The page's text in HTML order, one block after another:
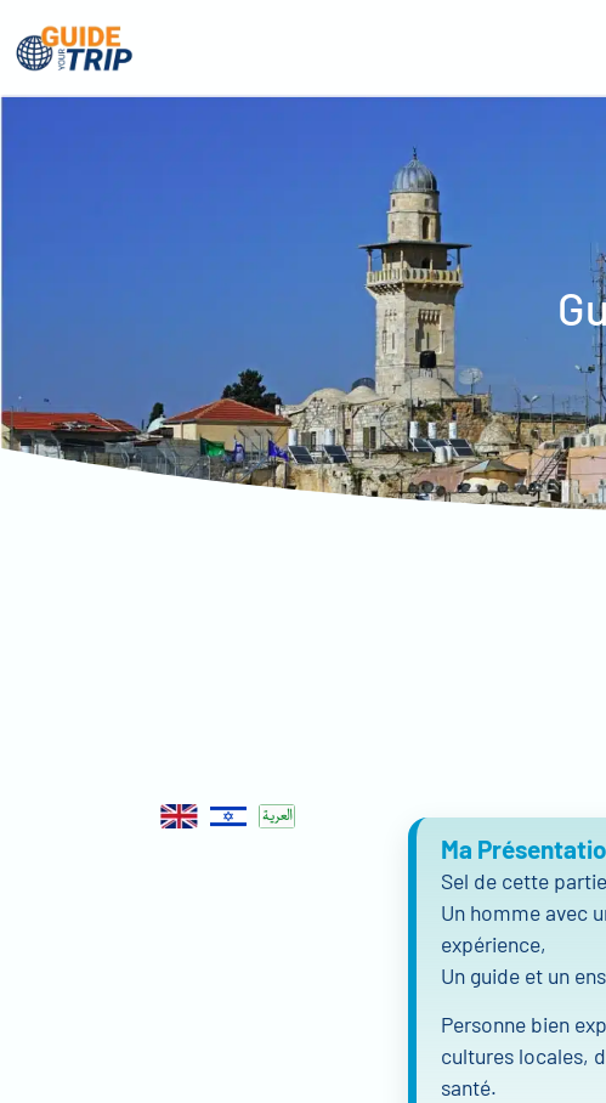
Ma
Sel de cette
Un homme avec
expérience,
Un guide et un
Personne bien
cultures locales,
santé.